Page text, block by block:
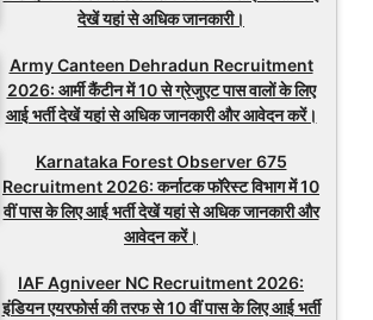
देखें यहां से अधिक जानकारी।
Army Canteen Dehradun Recruitment
2026: आर्मी कैंटीन में 10 से ग्रेजुएट पास वालों के लिए
आई भर्ती देखें यहां से अधिक जानकारी और आवेदन करें।
Karnataka Forest Observer 675
Recruitment 2026: कर्नाटक फॉरेस्ट विभाग में 10
वीं पास के लिए आई भर्ती देखें यहां से अधिक जानकारी और
आवेदन करें।
IAF Agniveer NC Recruitment 2026:
इंडियन एयरफोर्स की तरफ से 10 वीं पास के लिए आई भर्ती